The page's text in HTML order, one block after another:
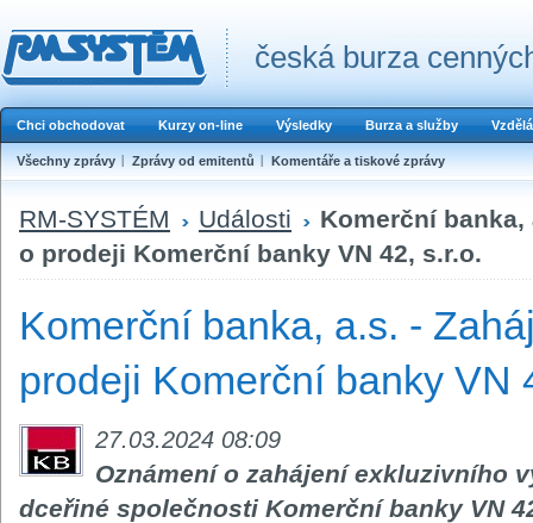
česká burza
Chci obchodovat Kurzy on-line Výsledky Burza a služby
Všechny zprávy Zprávy od emitentů Komentáře a tiskové zprávy
RM-SYSTÉM Události
Komerční
o prodeji Komerční banky VN 42, s.r.o.
Komerční banka, a.s. -
prodeji Komerční banky VN
27.03.2024 08:09
Oznámení o zahájení exkluzivního
dceřiné společnosti Komerční banky VN